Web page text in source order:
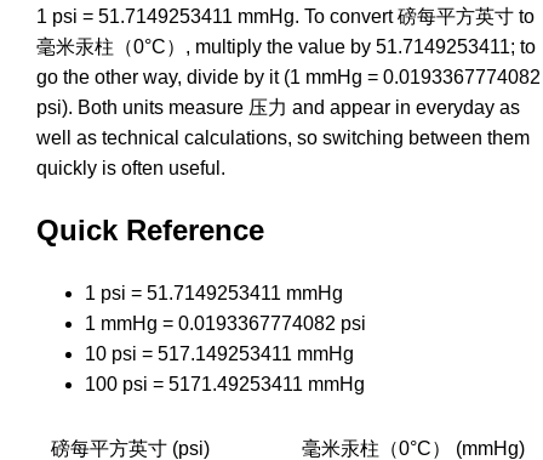
1 psi = 51.7149253411 mmHg. To convert 磅每平方英寸 to
毫米汞柱（0°C）, multiply the value by 51.7149253411; to
go the other way, divide by it (1 mmHg = 0.0193367774082
psi). Both units measure 压力 and appear in everyday as
well as technical calculations, so switching between them
quickly is often useful.
Quick Reference
1 psi = 51.7149253411 mmHg
1 mmHg = 0.0193367774082 psi
10 psi = 517.149253411 mmHg
100 psi = 5171.49253411 mmHg
磅每平方英寸 (psi) 毫米汞柱（0°C） (mmHg)